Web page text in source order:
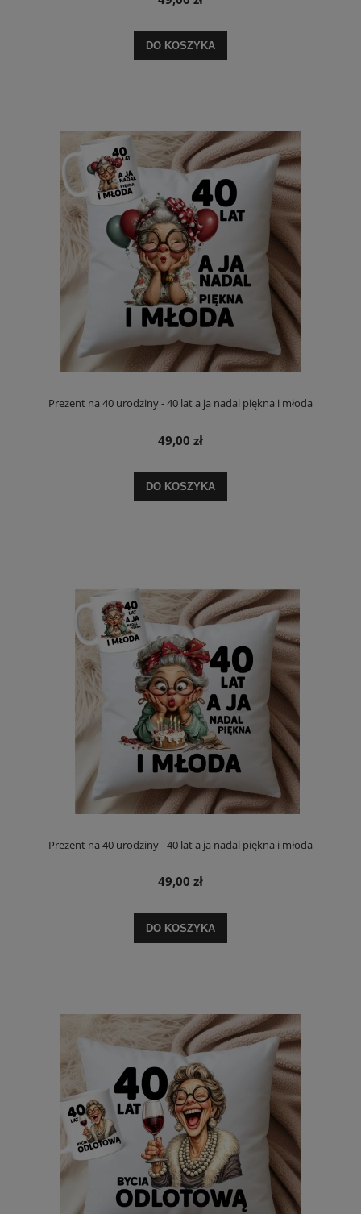
DO KOSZYKA
Prezent na 40 urodziny - 40 lat a ja nadal piękna i młoda
49,00 zł
DO KOSZYKA
Prezent na 40 urodziny - 40 lat a ja nadal piękna i młoda
49,00 zł
DO KOSZYKA